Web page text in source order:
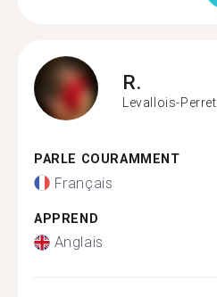
R.
Levallois-Perret
PARLE COURAMMENT
Français
APPREND
Anglais